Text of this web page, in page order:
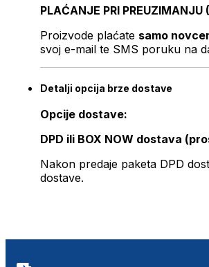
PLAĆANJE PRI PREUZIMANJU
Proizvode plaćate samo
svoj e-mail te SMS poruku na
Detalji opcija brze dostave
Opcije dostave:
DPD ili BOX NOW dostava
Nakon predaje paketa DPD
dostave.